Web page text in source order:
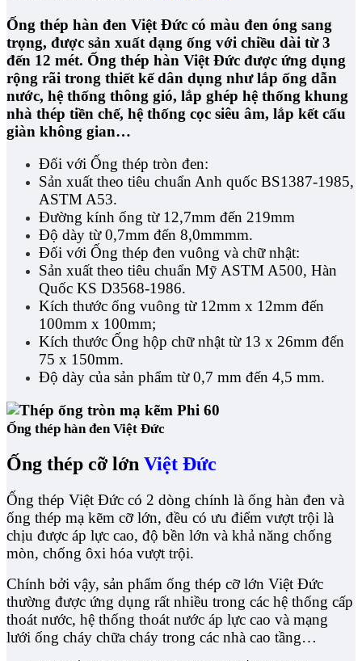
Ống thép hàn đen Việt Đức có màu đen óng sang
trọng, được sản xuất dạng ống với chiều dài từ 3
đến 12 mét. Ống thép hàn Việt Đức được ứng dụng
rộng rãi trong thiết kế dân dụng như lắp ống dẫn
nước, hệ thống thông gió, lắp ghép hệ thống khung
nhà thép tiền chế, hệ thống cọc siêu âm, lắp kết cấu
giàn không gian…
Đối với Ống thép tròn đen:
Sản xuất theo tiêu chuẩn Anh quốc BS1387-1985,
ASTM A53.
Đường kính ống từ 12,7mm đến 219mm
Độ dày từ 0,7mm đến 8,0mmmm.
Đối với Ống thép đen vuông và chữ nhật:
Sản xuất theo tiêu chuẩn Mỹ ASTM A500, Hàn
Quốc KS D3568-1986.
Kích thước ống vuông từ 12mm x 12mm đến
100mm x 100mm;
Kích thước Ống hộp chữ nhật từ 13 x 26mm đến
75 x 150mm.
Độ dày của sản phẩm từ 0,7 mm đến 4,5 mm.
Ống thép hàn đen Việt Đức
Ống thép cỡ lớn Việt Đức
Ống thép Việt Đức có 2 dòng chính là ống hàn đen và
ống thép mạ kẽm cỡ lớn, đều có ưu điểm vượt trội là
chịu được áp lực cao, độ bền lớn và khả năng chống
mòn, chống ôxi hóa vượt trội.
Chính bởi vậy, sản phẩm ống thép cỡ lớn Việt Đức
thường được ứng dụng rất nhiều trong các hệ thống cấp
thoát nước, hệ thống thoát nước áp lực cao và mạng
lưới ống cháy chữa cháy trong các nhà cao tầng…